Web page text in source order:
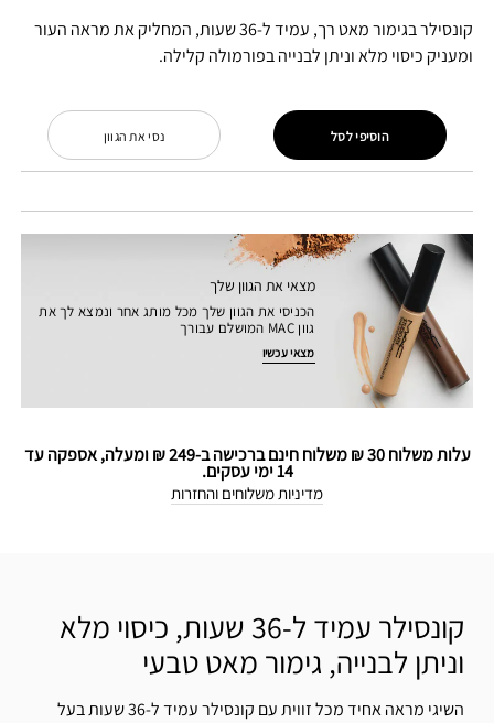
קונסילר בגימור מאט רך, עמיד ל-36 שעות, המחליק את מראה העור
ומעניק כיסוי מלא וניתן לבנייה בפורמולה קלילה.
מצאי את הגוון שלך
הכניסי את הגוון שלך מכל מותג אחר ונמצא לך את
גוון MAC המושלם עבורך
מצאי עכשיו
נסי את הגוון הוסיפי לסל
עלות משלוח 30 ₪ משלוח חינם ברכישה ב-249 ₪ ומעלה, אספקה עד
14 ימי עסקים.
מדיניות משלוחים והחזרות
קונסילר עמיד ל-36 שעות, כיסוי מלא
וניתן לבנייה, גימור מאט טבעי
השיגי מראה אחיד מכל זווית עם קונסילר עמיד ל-36 שעות בעל